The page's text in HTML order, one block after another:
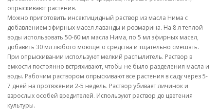
опрыскивают растения.
Можно приготовить инсектицидный раствор из масла Нима с
добавлением эфирных масел лаванды и розмарина. На 8 л теплой
воды использовать 50-60 мл масла Нима, по 5 мл эфирных масел,
добавить 30 мл любого моющего средства и тщательно смешать.
При опрыскивании используют мелкий распылитель. Раствор в
емкости постоянно встряхивают, чтобы не было разделения масла и
воды. Рабочим раствором опрыскивают все растения в саду через 5-
7 дней на протяжении 2-5 недель. Раствор убивает личинок и
взрослых особей вредителей. Используют раствор до цветения
культуры.